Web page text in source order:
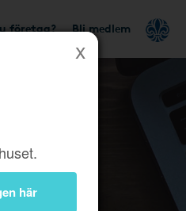
företag? Bli medlem
här